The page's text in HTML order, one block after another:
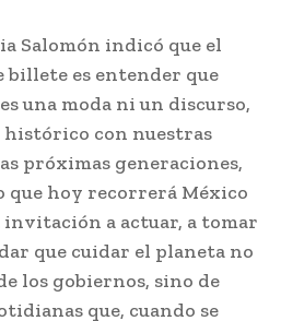
Salomón indicó que el
billete es entender que
una moda ni un discurso,
con nuestras
próximas generaciones,
que hoy recorrerá México
a actuar, a tomar
que cuidar el planeta no
los gobiernos, sino de
que, cuando se